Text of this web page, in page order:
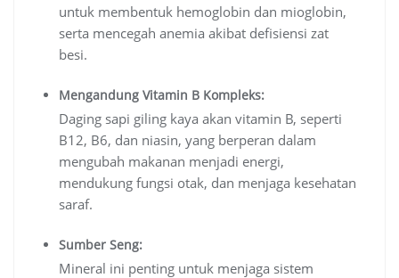
untuk membentuk hemoglobin dan mioglobin,
serta mencegah anemia akibat defisiensi zat
besi.
Mengandung Vitamin B Kompleks:
Daging sapi giling kaya akan vitamin B, seperti
B12, B6, dan niasin, yang berperan dalam
mengubah makanan menjadi energi,
mendukung fungsi otak, dan menjaga kesehatan
saraf.
Sumber Seng:
Mineral ini penting untuk menjaga sistem